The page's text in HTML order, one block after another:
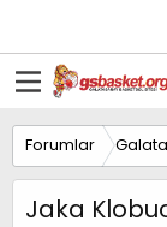
Forumlar
Jaka